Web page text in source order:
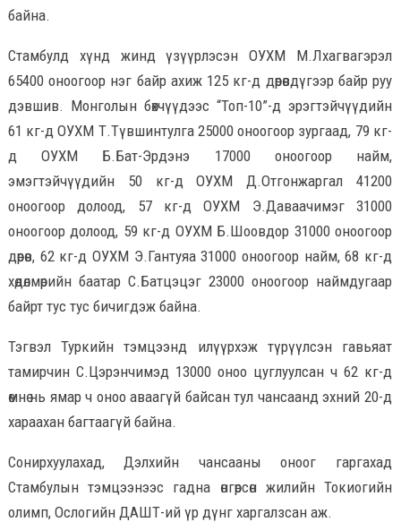
байна.
Стамбулд хүнд жинд үзүүрлэсэн ОУХМ М.Лхагвагэрэл
65400 оноогоор нэг байр ахиж 125 кг-д дөрөвдүгээр байр руу
дэвшив. Монголын бөхчүүдээс “Топ-10”-д эрэгтэйчүүдийн
61 кг-д ОУХМ Т.Түвшинтулга 25000 оноогоор зургаад, 79 кг-
д ОУХМ Б.Бат-Эрдэнэ 17000 оноогоор найм,
эмэгтэйчүүдийн 50 кг-д ОУХМ Д.Отгонжаргал 41200
оноогоор долоод, 57 кг-д ОУХМ Э.Даваачимэг 31000
оноогоор долоод, 59 кг-д ОУХМ Б.Шоовдор 31000 оноогоор
дөрөв, 62 кг-д ОУХМ Э.Гантуяа 31000 оноогоор найм, 68 кг-д
хөдөлмөрийн баатар С.Батцэцэг 23000 оноогоор наймдугаар
байрт тус тус бичигдэж байна.
Тэгвэл Туркийн тэмцээнд илүүрхэж түрүүлсэн гавьяат
тамирчин С.Цэрэнчимэд 13000 оноо цуглуулсан ч 62 кг-д
өмнө нь ямар ч оноо аваагүй байсан тул чансаанд эхний 20-д
хараахан багтаагүй байна.
Сонирхуулахад, Дэлхийн чансааны оноог гаргахад
Стамбулын тэмцээнээс гадна өнгөрсөн жилийн Токиогийн
олимп, Ослогийн ДАШТ-ий үр дүнг харгалзсан аж.